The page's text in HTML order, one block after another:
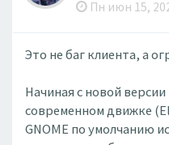
Пн июн 15,
Это не баг клиента, а
Начиная с новой
современном движке
GNOME по умолчанию